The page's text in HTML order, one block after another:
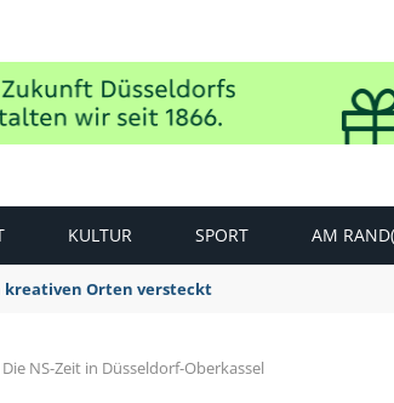
KULTUR SPORT AM
kreativen Orten versteckt
NS-Zeit in Düsseldorf-Oberkassel